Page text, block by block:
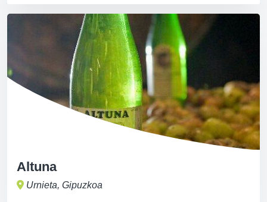
Altuna
Urnieta, Gipuzkoa